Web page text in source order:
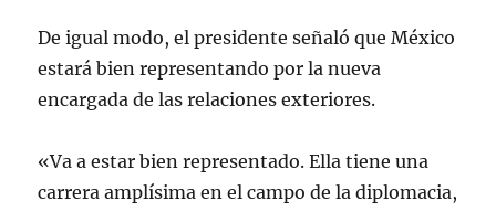
De igual modo, el presidente señaló que México
estará bien representando por la nueva
encargada de las relaciones exteriores.
«Va a estar bien representado. Ella tiene una
carrera amplísima en el campo de la diplomacia,